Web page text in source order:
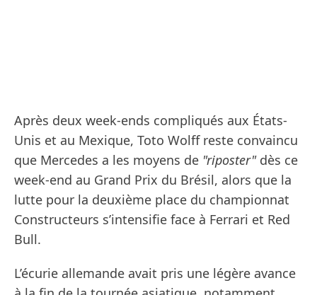
Après deux week-ends compliqués aux États-
Unis et au Mexique, Toto Wolff reste convaincu
que Mercedes a les moyens de "riposter"dès ce
week-end au Grand Prix du Brésil, alors que la
lutte pour la deuxième place du championnat
Constructeurs s’intensifie face à Ferrari et Red
Bull.
L’écurie allemande avait pris une légère avance